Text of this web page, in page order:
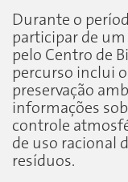
Durante o
participar de
pelo Centro de
percurso inclui
preservação
informações
controle
de uso racional
resíduos.